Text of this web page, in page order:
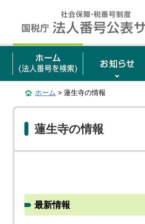
ホーム > 蓮生寺の情報
蓮生寺の情報
最新情報